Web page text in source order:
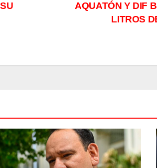
AQUATÓN Y DIF
LITROS